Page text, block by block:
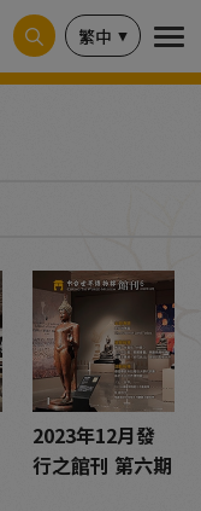
繁中
2023年12月發
行之館刊 第六期